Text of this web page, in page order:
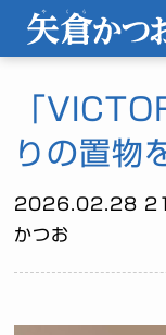
「
りの置物
2026.02.28
かつお